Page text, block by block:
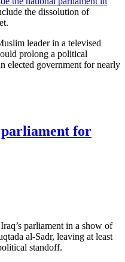
the dissolution of
leader in a televised
prolong a political
elected government for nearly
for
parliament in a show of
al-Sadr, leaving at least
standoff.